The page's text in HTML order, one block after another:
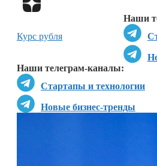
Наши
Наши телеграм-каналы:
Стартапы и технологии
Новые бизнес-тренды
Курс рубля